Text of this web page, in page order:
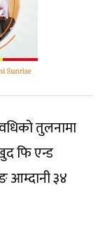
तुलनामा
फि एन्ड
आम्दानी ३४